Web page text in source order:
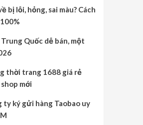
bị lỗi, hỏng, sai màu? Cách
Quốc dễ bán, một
thời trang 1688 giá rẻ
mới
ty ký gửi hàng Taobao uy